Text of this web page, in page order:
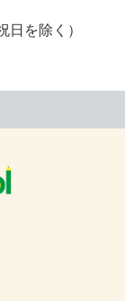
を除く）